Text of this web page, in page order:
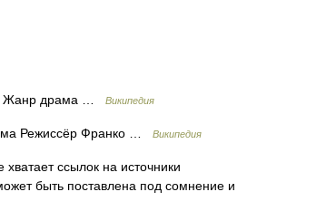
Жанр драма … Википедия
Режиссёр Франко … Википедия
ссылок на источники
быть поставлена под сомнение и